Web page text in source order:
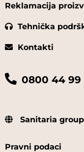
Reklamacija
Tehnička
Kontakti
0800 44 99
Sanitaria group
Pravni podaci